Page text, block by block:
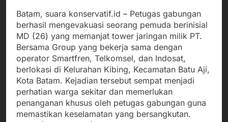
Batam, suara konservatif.id – Petugas gabungan
berhasil mengevakuasi seorang pemuda berinisial
MD (26) yang memanjat tower jaringan milik PT.
Bersama Group yang bekerja sama dengan
operator Smartfren, Telkomsel, dan Indosat,
berlokasi di Kelurahan Kibing, Kecamatan Batu Aji,
Kota Batam. Kejadian tersebut sempat menjadi
perhatian warga sekitar dan memerlukan
penanganan khusus oleh petugas gabungan guna
memastikan keselamatan yang bersangkutan.